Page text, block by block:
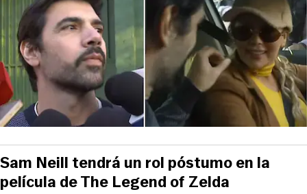
Sam Neill tendrá un rol póstumo en la
película de The Legend of Zelda